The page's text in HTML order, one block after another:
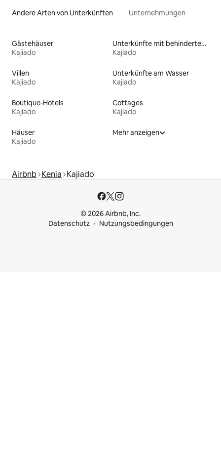
Andere Arten von Unterkünften Unternehmungen
Gästehäuser
Kajiado
Unterkünfte mit behindertengerechtem Bett
Kajiado
Villen
Kajiado
Unterkünfte am Wasser
Kajiado
Boutique-Hotels
Kajiado
Cottages
Kajiado
Häuser
Kajiado
Mehr anzeigen
Airbnb Kenia Kajiado
© 2026 Airbnb, Inc.
Datenschutz
Nutzungsbedingungen